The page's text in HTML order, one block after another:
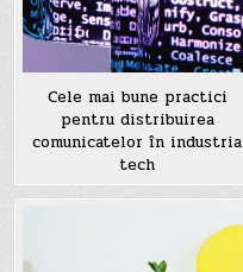
Cele mai bune practici
pentru distribuirea
comunicatelor în industria
tech